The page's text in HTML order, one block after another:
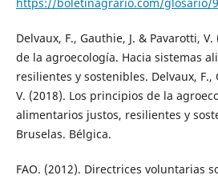
Delvaux, F., Gauthie, J. & Pavarotti,
de la agroecología. Hacia sistemas
resilientes y sostenibles. Delvaux, F.,
V. (2018). Los principios de la
alimentarios justos, resilientes y
Bruselas. Bélgica.
FAO. (2012). Directrices voluntarias